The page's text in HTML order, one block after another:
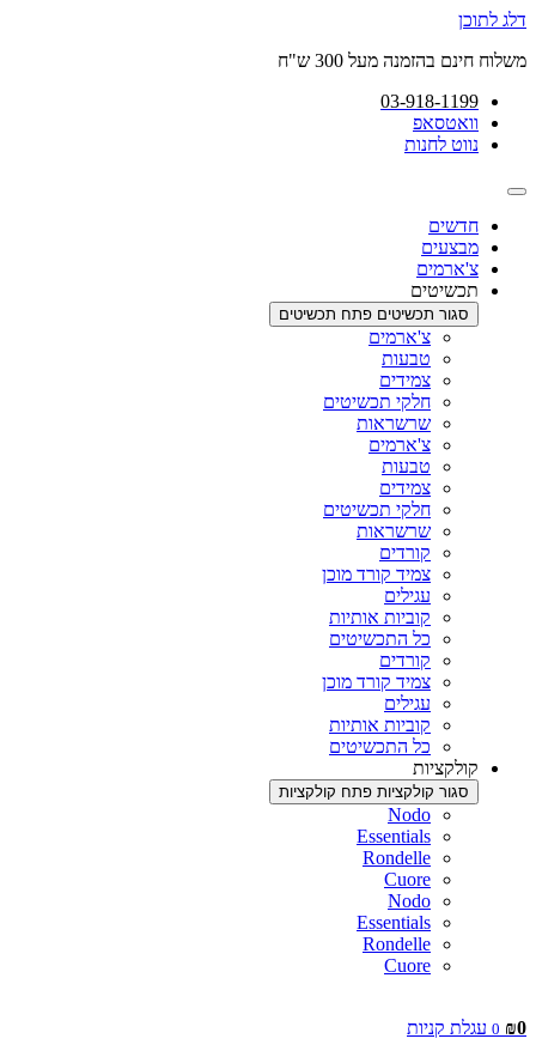
דלג לתוכן
משלוח חינם בהזמנה מעל 300 ש"ח
03-918-1199
וואטסאפ
נווט לחנות
חדשים
מבצעים
צ'ארמים
תכשיטים
סגור תכשיטים פתח תכשיטים
צ'ארמים
טבעות
צמידים
חלקי תכשיטים
שרשראות
צ'ארמים
טבעות
צמידים
חלקי תכשיטים
שרשראות
קורדים
צמיד קורד מוכן
עגילים
קוביות אותיות
כל התכשיטים
קורדים
צמיד קורד מוכן
עגילים
קוביות אותיות
כל התכשיטים
קולקציות
סגור קולקציות פתח קולקציות
Nodo
Essentials
Rondelle
Cuore
Nodo
Essentials
Rondelle
Cuore
₪0
0 עגלת קניות